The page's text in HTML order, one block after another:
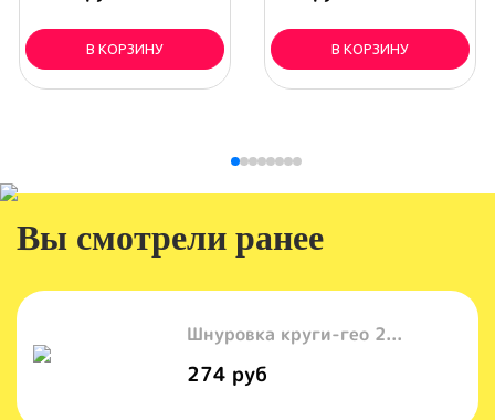
В КОРЗИНУ В КОРЗИНУ
Вы смотрели ранее
Шнуровка круги-гео 2...
274 руб